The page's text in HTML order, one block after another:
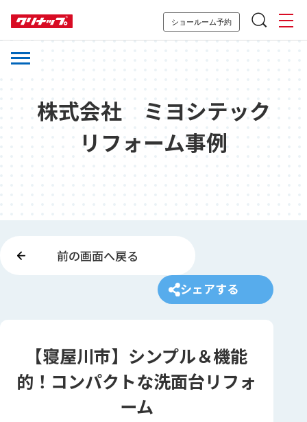
ショールーム予約
株式会社 ミヨシテック
リフォーム事例
前の画面へ戻る
シェアする
【寝屋川市】シンプル＆機能
的！コンパクトな洗面台リフォ
ーム